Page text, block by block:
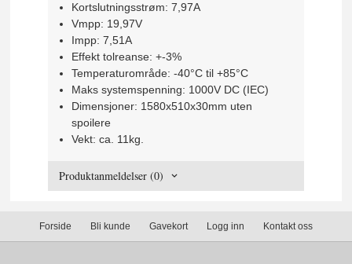
Kortslutningsstrøm: 7,97A
Vmpp: 19,97V
Impp: 7,51A
Effekt tolreanse: +-3%
Temperaturområde: -40°C til +85°C
Maks systemspenning: 1000V DC (IEC)
Dimensjoner: 1580x510x30mm uten
spoilere
Vekt: ca. 11kg.
Produktanmeldelser (0)
Forside Bli kunde Gavekort Logg inn Kontakt oss